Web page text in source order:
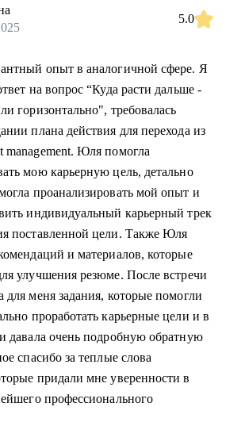
5.0
опыт в аналогичной сфере. Я
на вопрос “Куда расти дальше -
горизонтально", требовалась
плана действия для перехода из
management. Юля помогла
мою карьерную цель, детально
проанализировать мой опыт и
индивидуальный карьерный трек
поставленной цели. Также Юля
и материалов, которые
улучшения резюме. После встречи
для меня задания, которые помогли
проработать карьерные цели и в
давала очень подробную обратную
спасибо за теплые слова
придали мне уверенности в
профессионального